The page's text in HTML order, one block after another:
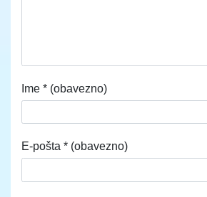
Ime * (obavezno)
E-pošta * (obavezno)